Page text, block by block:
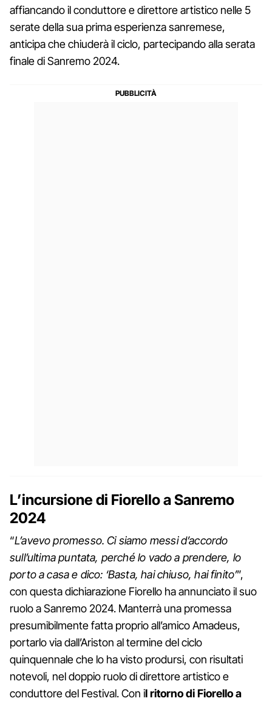
affiancando il conduttore e direttore artistico nelle 5
serate della sua prima esperienza sanremese,
anticipa che chiuderà il ciclo, partecipando alla serata
finale di Sanremo 2024.
L’incursione di Fiorello a Sanremo
2024
“L’avevo promesso. Ci siamo messi d’accordo
sull’ultima puntata, perché lo vado a prendere, lo
porto a casa e dico: ‘Basta, hai chiuso, hai finito’”,
con questa dichiarazione Fiorello ha annunciato il suo
ruolo a Sanremo 2024. Manterrà una promessa
presumibilmente fatta proprio all’amico Amadeus,
portarlo via dall’Ariston al termine del ciclo
quinquennale che lo ha visto prodursi, con risultati
notevoli, nel doppio ruolo di direttore artistico e
conduttore del Festival. Con il ritorno di Fiorello a